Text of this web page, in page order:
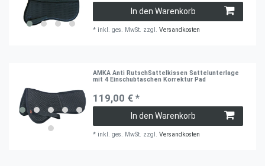
In den Warenkorb
* inkl. ges. MwSt. zzgl.Versandkosten
AMKA Anti RutschSattelkissen Sattelunterlage
mit 4 Einschubtaschen Korrektur Pad
119,00 € *
In den Warenkorb
* inkl. ges. MwSt. zzgl.Versandkosten